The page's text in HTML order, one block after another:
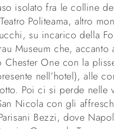
isolato fra le colline
Politeama, altro
su incarico della
Museum che,
One con la
nell’hotel), alle
Poi ci si perde nelle
Nicola con gli
Bezzi, dove